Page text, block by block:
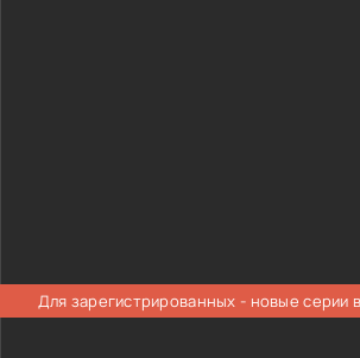
Для зарегистрированных - новые серии